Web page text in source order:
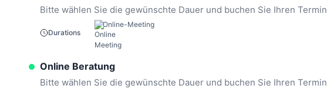
Bitte wählen Sie die gewünschte Dauer und buchen Sie Ihren Termin
Durations
Online-Meeting
Online Beratung
Bitte wählen Sie die gewünschte Dauer und buchen Sie Ihren Termin